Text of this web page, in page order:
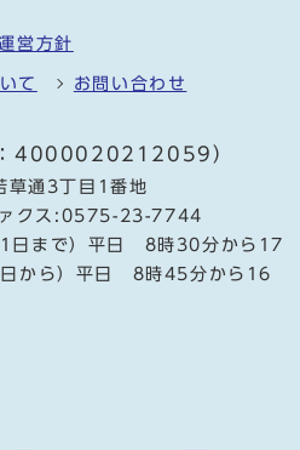
営方針
て お問い合わせ
：4000020212059）
通3丁目1番地
クス:0575-23-7744
1日まで）平日 8時30分から17
から）平日 8時45分から16